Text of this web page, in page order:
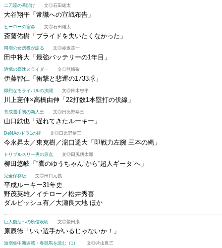
二刀流の幕開け 文◎石田雄太
大谷翔平 「常識への宣戦布告」
ヒーローの宿命 文◎石田雄太
斎藤佑樹 「プライドを失いたくなかった」
同期の女房役が語る 文◎赤坂英一
田中将大 「最強バッテリーの1年目」
追憶の高速スライダー 文◎熊崎敬
伊藤智仁 「衝撃と悲運の1733球」
熾烈なるライバルの決闘 文◎鈴木忠平
川上憲伸×高橋由伸 「22打数1本塁打の伏線」
育成選手初の新人王 文◎日比野恭三
山口鉄也 「遅れてきたルーキー」
DeNAのドラ1の絆 文◎日比野恭三
今永昇太／東克樹／濵口遥大 「即戦力左腕 三本の縄」
トリプルスリー男の原点 文◎田尻耕太郎
柳田悠岐 「“鷹のゆうちゃん”から“超人ギータ”へ」
完全保存版 文◎田口元義
平成ルーキー31年史
野茂英雄／イチロー／松井秀喜
ダルビッシュ有／大瀬良大地 ほか
巨人復活への所信表明 文◎鷲田康
原辰徳 「いい選手がいるじゃないか！」
短期集中新連載・春競馬を読む（1） 文◎片山良三